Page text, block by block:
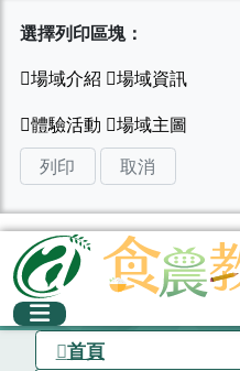
選擇列印區塊：
列印 取消
首頁